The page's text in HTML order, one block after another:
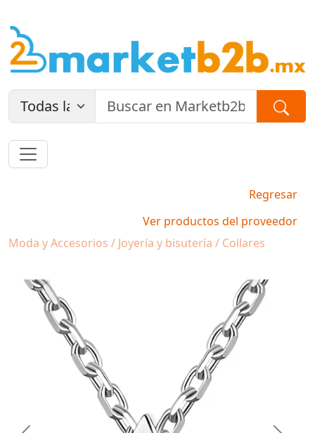
Regresar
Ver productos del proveedor
Moda y Accesorios / Joyería y bisutería / Collares